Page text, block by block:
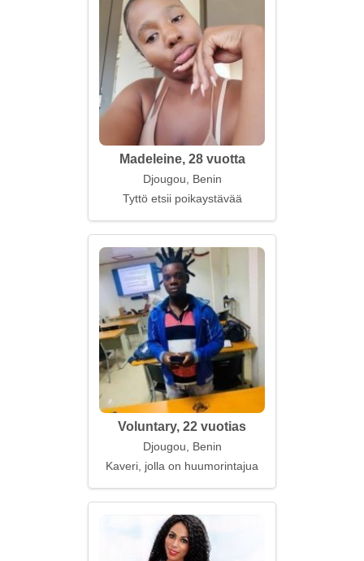
Madeleine, 28 vuotta
Djougou, Benin
Tyttö etsii poikaystävää
Voluntary, 22 vuotias
Djougou, Benin
Kaveri, jolla on huumorintajua